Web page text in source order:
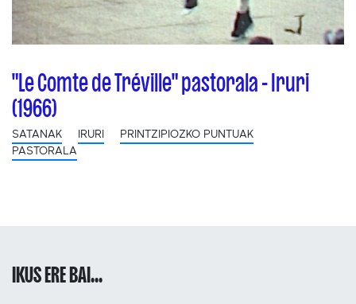
"Le Comte de Tréville" pastorala - Iruri
(1966)
SATANAK IRURI
PRINTZIPIOZKO PUNTUAK
PASTORALA
IKUS ERE BAI...